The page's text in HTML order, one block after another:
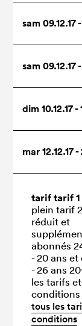
sam 09.12.17
sam 09.12.17
dim 10.12.17
mar 12.12.17
tarif tarif
plein tarif
réduit et
abonnés
- 20 ans
- 26 ans
les tarifs et
conditions
tous les
conditions